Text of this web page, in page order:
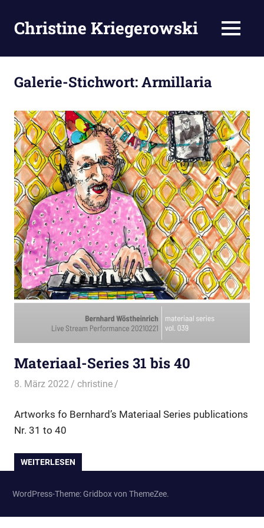
Inhalt
springen
Christine Kriegerowski MENÜ
Galerie-Stichwort:Armillaria
Materiaal-Series 31 bis 40
8. März 2022 christine
Artworks fo Bernhard’s Materiaal Series publications
Nr. 31 to 40
WEITERLESEN
WordPress-Theme: Gridbox von ThemeZee.